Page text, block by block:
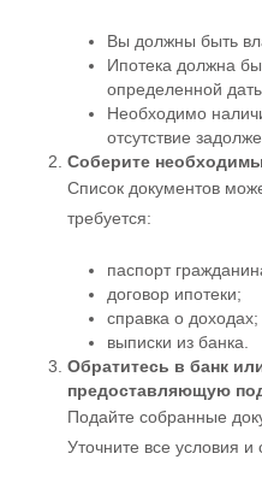
Вы должны быть
Ипотека должна
определенной
Необходимо
отсутствие
Соберите
Список документов
требуется:
паспорт
договор ипотеки;
справка о доходах;
выписки из банка.
Обратитесь в банк
предоставляющую
Подайте собранные
Уточните все условия и